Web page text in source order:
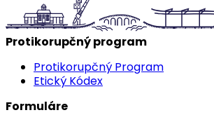
Protikorupčný program
Protikorupčný Program
Etický Kódex
Formuláre